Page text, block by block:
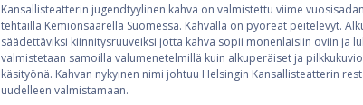
Kansallisteatterin jugendtyylinen kahva on valmistettu viime
tehtailla Kemiönsaarella Suomessa. Kahvalla on pyöreät peitelevyt.
säädettäviksi kiinnitysruuveiksi jotta kahva sopii monenlaisiin oviin ja
valmistetaan samoilla valumenetelmillä kuin alkuperäiset ja
käsityönä. Kahvan nykyinen nimi johtuu Helsingin Kansallisteatterin
uudelleen valmistamaan.